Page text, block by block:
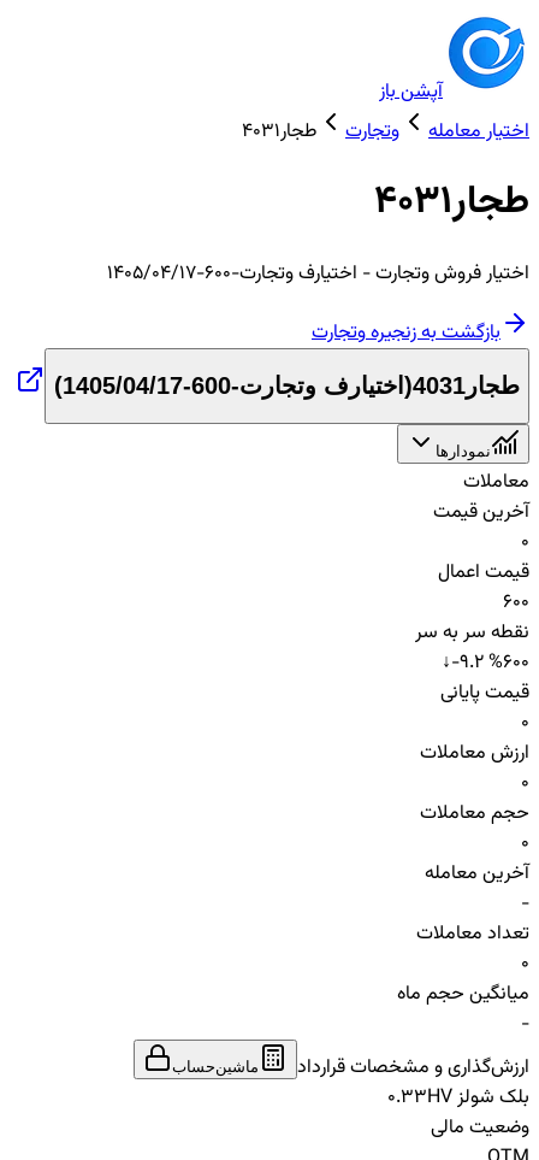
آپشن باز
اختیار معامله
وتجارت طجار4031
طجار4031
اختیارفروشوتجارت- اختیارف وتجارت-600-1405/04/17
بازگشت به زنجیرهوتجارت
طجار4031 ( اختیارف وتجارت-600-1405/04/17 )
نمودارها
معاملات
آخرین قیمت
0
قیمت اعمال
600
نقطه سر به سر
600
↓-9.2 %
قیمت پایانی
0
ارزش معاملات
0
حجم معاملات
0
آخرین معامله
-
تعداد معاملات
0
میانگین حجم ماه
-
ارزش‌گذاری و مشخصات قرارداد
ماشین‌حساب
بلک شولز HV
0.33
وضعیت مالی